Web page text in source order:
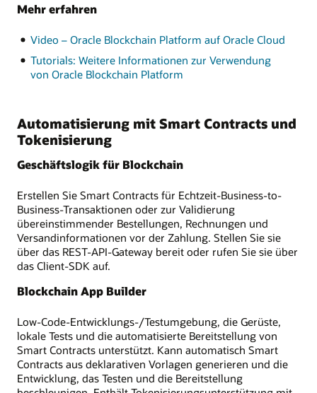
Mehr erfahren
Video – Oracle Blockchain Platform auf Oracle Cloud
Tutorials: Weitere Informationen zur Verwendung
von Oracle Blockchain Platform
Automatisierung mit Smart Contracts und
Tokenisierung
Geschäftslogik für Blockchain
Erstellen Sie Smart Contracts für Echtzeit-Business-to-
Business-Transaktionen oder zur Validierung
übereinstimmender Bestellungen, Rechnungen und
Versandinformationen vor der Zahlung. Stellen Sie sie
über das REST-API-Gateway bereit oder rufen Sie sie über
das Client-SDK auf.
Blockchain App Builder
Low-Code-Entwicklungs-/Testumgebung, die Gerüste,
lokale Tests und die automatisierte Bereitstellung von
Smart Contracts unterstützt. Kann automatisch Smart
Contracts aus deklarativen Vorlagen generieren und die
Entwicklung, das Testen und die Bereitstellung